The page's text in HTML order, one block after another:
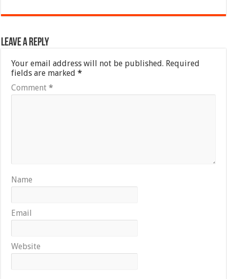
Leave a Reply
Your email address will not be published. Required
fields are marked*
Comment*
Name
Email
Website